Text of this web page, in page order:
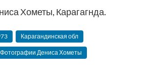
Хометы, Карагагнда.
Карагандинская обл
Фотографии Дениса Хометы